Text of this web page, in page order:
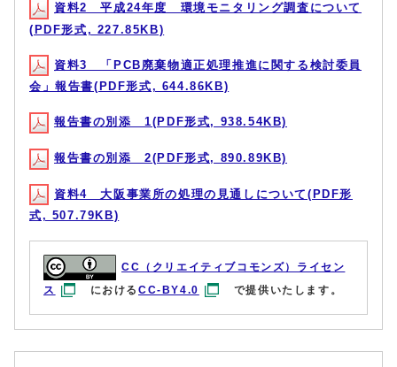
資料2 平成24年度 環境モニタリング調査について
(PDF形式, 227.85KB)
資料3 「PCB廃棄物適正処理推進に関する検討委員
会」報告書(PDF形式, 644.86KB)
報告書の別添 1(PDF形式, 938.54KB)
報告書の別添 2(PDF形式, 890.89KB)
資料4 大阪事業所の処理の見通しについて(PDF形
式, 507.79KB)
CC（クリエイティブコモンズ）ライセン
ス
におけるCC-BY4.0 で提供いたします。